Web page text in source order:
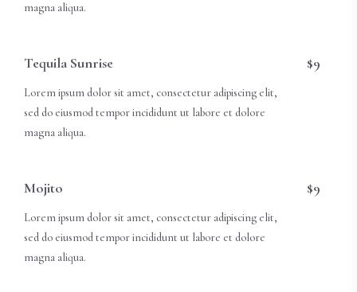
magna aliqua.
Tequila Sunrise
Lorem ipsum dolor sit amet, consectetur adipiscing elit,
sed do eiusmod tempor incididunt ut labore et dolore
magna aliqua.
$9
Mojito
Lorem ipsum dolor sit amet, consectetur adipiscing elit,
sed do eiusmod tempor incididunt ut labore et dolore
magna aliqua.
$9